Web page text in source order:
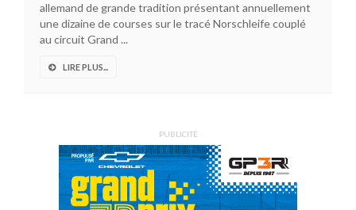
allemand de grande tradition présentant annuellement
une dizaine de courses sur le tracé Norschleife couplé
au circuit Grand ...
LIRE PLUS...
PUBLICITÉ